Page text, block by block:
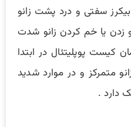
سفتی و درد پشت زانو
زدن یا خم کردن زانو شدت
کیست پوپلیتئال در ابتدا
متمرکز و در موارد شدید
دارد .